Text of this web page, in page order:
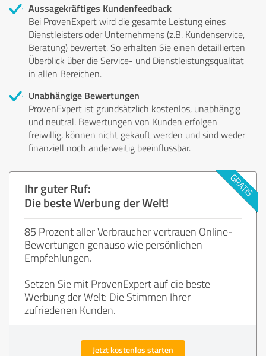
Aussagekräftiges Kundenfeedback
Bei ProvenExpert wird die gesamte Leistung eines
Dienstleisters oder Unternehmens (z.B. Kundenservice,
Beratung) bewertet. So erhalten Sie einen detaillierten
Überblick über die Service- und Dienstleistungsqualität
in allen Bereichen.
Unabhängige Bewertungen
ProvenExpert ist grundsätzlich kostenlos, unabhängig
und neutral. Bewertungen von Kunden erfolgen
freiwillig, können nicht gekauft werden und sind weder
finanziell noch anderweitig beeinflussbar.
Ihr guter Ruf:
Die beste Werbung der Welt!
85 Prozent aller Verbraucher vertrauen Online-
Bewertungen genauso wie persönlichen
Empfehlungen.
Setzen Sie mit ProvenExpert auf die beste
Werbung der Welt: Die Stimmen Ihrer
zufriedenen Kunden.
Jetzt kostenlos starten